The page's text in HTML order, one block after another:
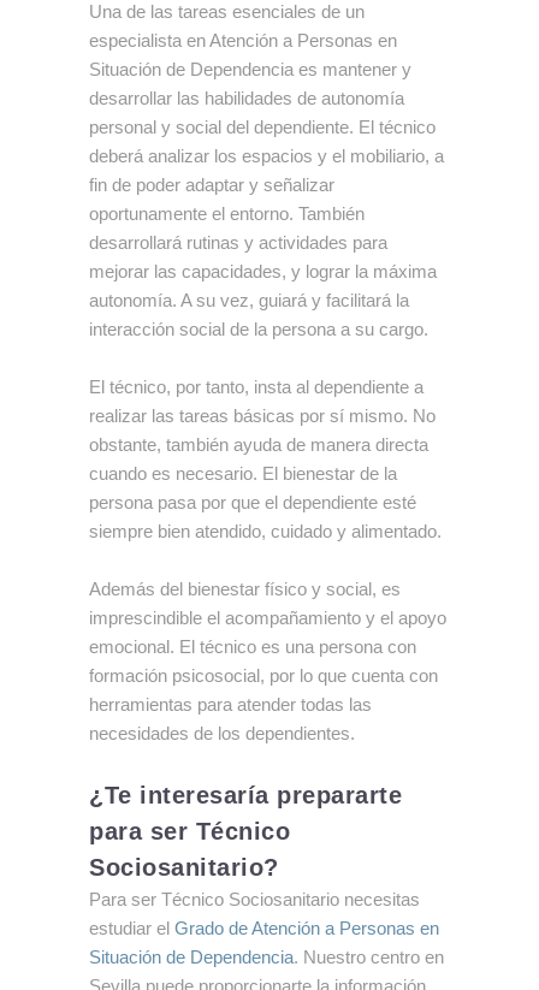
Una de las tareas esenciales de un
especialista en Atención a Personas en
Situación de Dependencia es mantener y
desarrollar las habilidades de autonomía
personal y social del dependiente. El técnico
deberá analizar los espacios y el mobiliario, a
fin de poder adaptar y señalizar
oportunamente el entorno. También
desarrollará rutinas y actividades para
mejorar las capacidades, y lograr la máxima
autonomía. A su vez, guiará y facilitará la
interacción social de la persona a su cargo.
El técnico, por tanto, insta al dependiente a
realizar las tareas básicas por sí mismo. No
obstante, también ayuda de manera directa
cuando es necesario. El bienestar de la
persona pasa por que el dependiente esté
siempre bien atendido, cuidado y alimentado.
Además del bienestar físico y social, es
imprescindible el acompañamiento y el apoyo
emocional. El técnico es una persona con
formación psicosocial, por lo que cuenta con
herramientas para atender todas las
necesidades de los dependientes.
¿Te interesaría prepararte
para ser Técnico
Sociosanitario?
Para ser Técnico Sociosanitario necesitas
estudiar el Grado de Atención a Personas en
Situación de Dependencia. Nuestro centro en
Sevilla puede proporcionarte la información